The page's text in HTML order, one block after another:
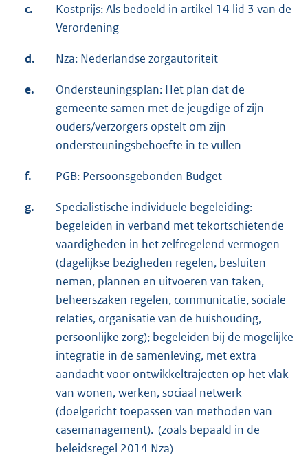
c.
Kostprijs: Als bedoeld in artikel 14 lid 3 van de
Verordening
d. Nza: Nederlandse zorgautoriteit
e.
Ondersteuningsplan: Het plan dat de
gemeente samen met de jeugdige of zijn
ouders/verzorgers opstelt om zijn
ondersteuningsbehoefte in te vullen
f. PGB: Persoonsgebonden Budget
g.
Specialistische individuele begeleiding:
begeleiden in verband met tekortschietende
vaardigheden in het zelfregelend vermogen
(dagelijkse bezigheden regelen, besluiten
nemen, plannen en uitvoeren van taken,
beheerszaken regelen, communicatie, sociale
relaties, organisatie van de huishouding,
persoonlijke zorg); begeleiden bij de mogelijke
integratie in de samenleving, met extra
aandacht voor ontwikkeltrajecten op het vlak
van wonen, werken, sociaal netwerk
(doelgericht toepassen van methoden van
casemanagement). (zoals bepaald in de
beleidsregel 2014 Nza)